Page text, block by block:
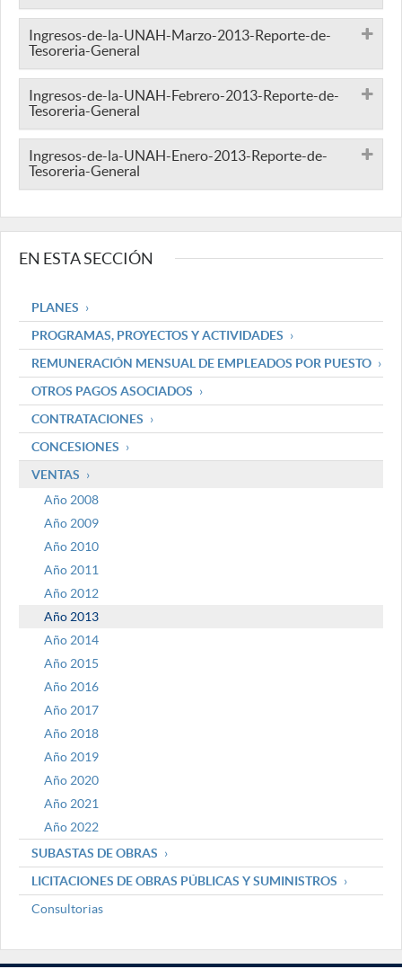
Ingresos-de-la-UNAH-Marzo-2013-Reporte-de-
Tesoreria-General
Ingresos-de-la-UNAH-Febrero-2013-Reporte-de-
Tesoreria-General
Ingresos-de-la-UNAH-Enero-2013-Reporte-de-
Tesoreria-General
EN ESTA SECCIÓN
PLANES
PROGRAMAS, PROYECTOS Y ACTIVIDADES
REMUNERACIÓN MENSUAL DE EMPLEADOS POR PUESTO
OTROS PAGOS ASOCIADOS
CONTRATACIONES
CONCESIONES
VENTAS
Año 2008
Año 2009
Año 2010
Año 2011
Año 2012
Año 2013
Año 2014
Año 2015
Año 2016
Año 2017
Año 2018
Año 2019
Año 2020
Año 2021
Año 2022
SUBASTAS DE OBRAS
LICITACIONES DE OBRAS PÚBLICAS Y SUMINISTROS
Consultorias